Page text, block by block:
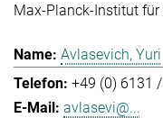
Max-Planck-Institut
Avlasevich, Yuri
+49 (0) 6131
avlasevi@...